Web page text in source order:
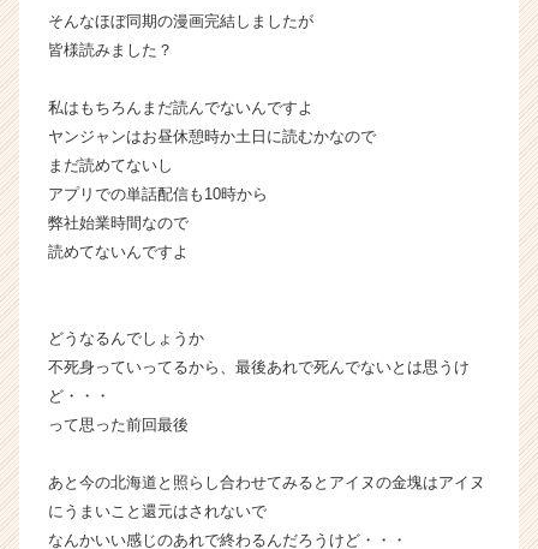
e
C
a
e
そんなほぼ同期の漫画完結しましたが
皆様読みました？
私はもちろんまだ読んでないんですよ
ヤンジャンはお昼休憩時か土日に読むかなので
まだ読めてないし
アプリでの単話配信も10時から
弊社始業時間なので
読めてないんですよ
どうなるんでしょうか
不死身っていってるから、最後あれで死んでないとは思うけ
ど・・・
って思った前回最後
あと今の北海道と照らし合わせてみるとアイヌの金塊はアイヌ
にうまいこと還元はされないで
なんかいい感じのあれで終わるんだろうけど・・・